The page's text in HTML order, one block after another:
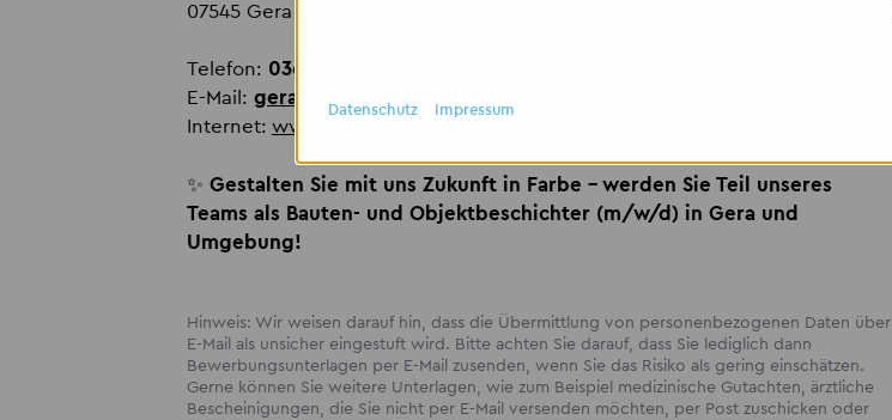
07545 Gera
Telefon: 036555247213
E-Mail: gera
Internet: www.akzent-personal.de
✨ Gestalten Sie mit uns Zukunft in Farbe – werden Sie Teil unseres
Teams als Bauten- und Objektbeschichter (m/w/d) in Gera und
Umgebung!
Hinweis: Wir weisen darauf hin, dass die Übermittlung von personenbezogenen Daten über
E-Mail als unsicher eingestuft wird. Bitte achten Sie darauf, dass Sie lediglich dann
Bewerbungsunterlagen per E-Mail zusenden, wenn Sie das Risiko als gering einschätzen.
Gerne können Sie weitere Unterlagen, wie zum Beispiel medizinische Gutachten, ärztliche
Bescheinigungen, die Sie nicht per E-Mail versenden möchten, per Post zuschicken oder
Datenschutz Impressum